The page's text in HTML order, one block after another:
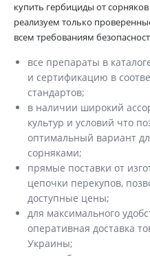
купить гербициды от
реализуем только
всем требованиям
все препараты в
и сертификацию в
стандартов;
в наличии широкий
культур и условий что
оптимальный вариант
сорняками;
прямые поставки от
цепочки перекупов,
доступные цены;
для максимального
оперативная доставка
Украины;